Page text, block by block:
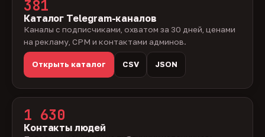
381
Каталог Telegram-каналов
Каналы с подписчиками, охватом за 30 дней, ценами
на рекламу, CPM и контактами админов.
Открыть каталог CSV JSON
1 630
Контакты людей